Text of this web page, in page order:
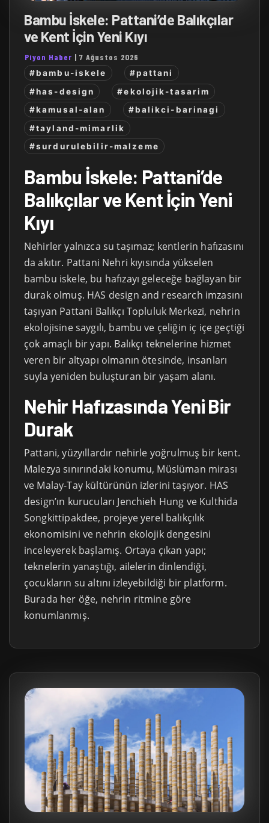
Bambu İskele: Pattani’de Balıkçılar
ve Kent İçin Yeni Kıyı
Piyon Haber | 7 Ağustos 2026
#bambu-iskele
#pattani
#has-design
#ekolojik-tasarim
#kamusal-alan
#balikci-barinagi
#tayland-mimarlik
#surdurulebilir-malzeme
Bambu İskele: Pattani’de
Balıkçılar ve Kent İçin Yeni
Kıyı
Nehirler yalnızca su taşımaz; kentlerin hafızasını
da akıtır. Pattani Nehri kıyısında yükselen
bambu iskele, bu hafızayı geleceğe bağlayan bir
durak olmuş. HAS design and research imzasını
taşıyan Pattani Balıkçı Topluluk Merkezi, nehrin
ekolojisine saygılı, bambu ve çeliğin iç içe geçtiği
çok amaçlı bir yapı. Balıkçı teknelerine hizmet
veren bir altyapı olmanın ötesinde, insanları
suyla yeniden buluşturan bir yaşam alanı.
Nehir Hafızasında Yeni Bir
Durak
Pattani, yüzyıllardır nehirle yoğrulmuş bir kent.
Malezya sınırındaki konumu, Müslüman mirası
ve Malay-Tay kültürünün izlerini taşıyor. HAS
design’ın kurucuları Jenchieh Hung ve Kulthida
Songkittipakdee, projeye yerel balıkçılık
ekonomisini ve nehrin ekolojik dengesini
inceleyerek başlamış. Ortaya çıkan yapı;
teknelerin yanaştığı, ailelerin dinlendiği,
çocukların su altını izleyebildiği bir platform.
Burada her öğe, nehrin ritmine göre
konumlanmış.